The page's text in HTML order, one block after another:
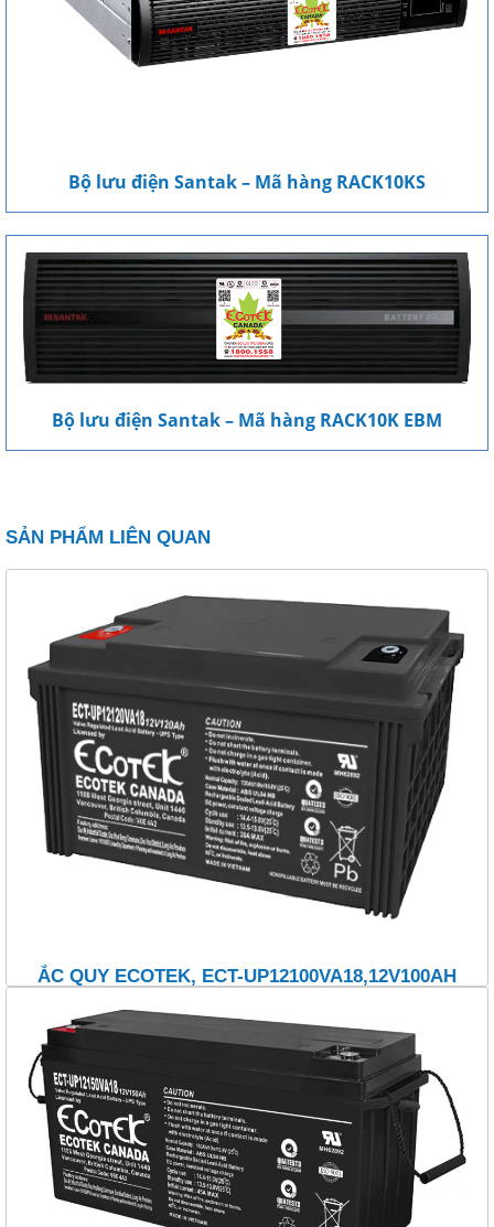
Bộ lưu điện Santak – Mã hàng RACK10KS
Bộ lưu điện Santak – Mã hàng RACK10K EBM
SẢN PHẨM LIÊN QUAN
ẮC QUY ECOTEK, ECT-UP12100VA18,12V100AH